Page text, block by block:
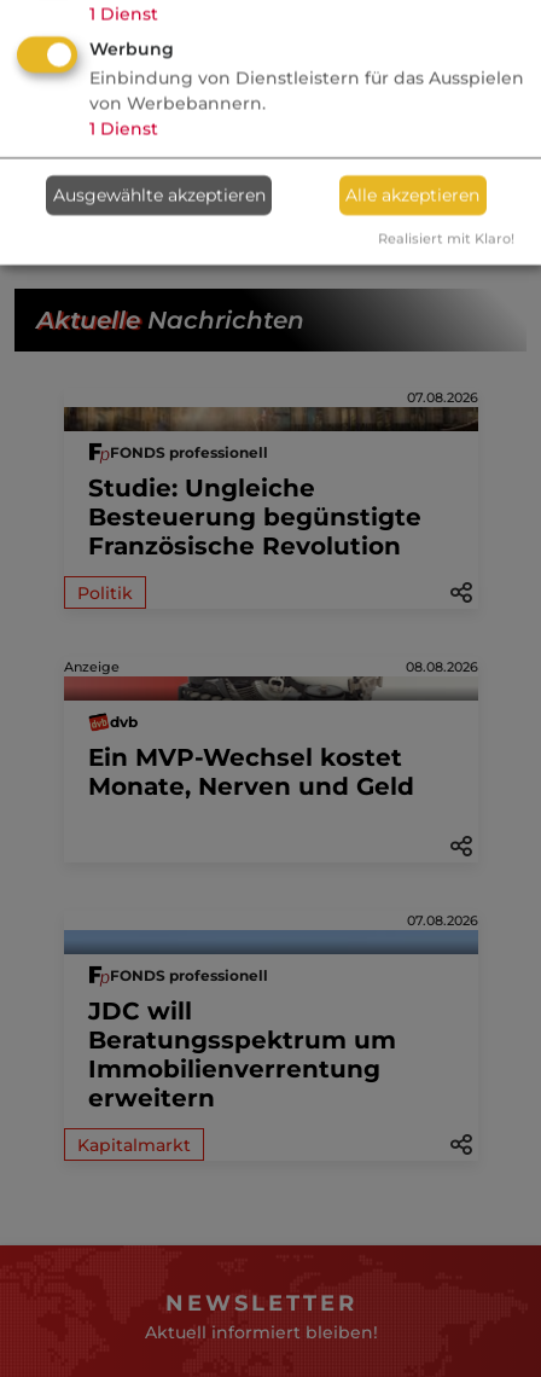
Weiterführende Links
Private Haftpflichtversicherungen (PHV)
Kategorie: Gewerbliche Haftpflicht
PHV
AktuelleNachrichten
07.08.2026
FONDS professionell
Studie: Ungleiche
Besteuerung begünstigte
Französische Revolution
Politik
Anzeige 08.08.2026
dvb
Ein MVP-Wechsel kostet
Monate, Nerven und Geld
07.08.2026
FONDS professionell
JDC will
Beratungsspektrum um
Immobilienverrentung
erweitern
Kapitalmarkt
NEWSLETTER
Aktuell informiert bleiben!
1 Dienst
Werbung
Einbindung von Dienstleistern für das Ausspielen
von Werbebannern.
1 Dienst
Ausgewählte akzeptieren Alle akzeptieren
Realisiert mit Klaro!